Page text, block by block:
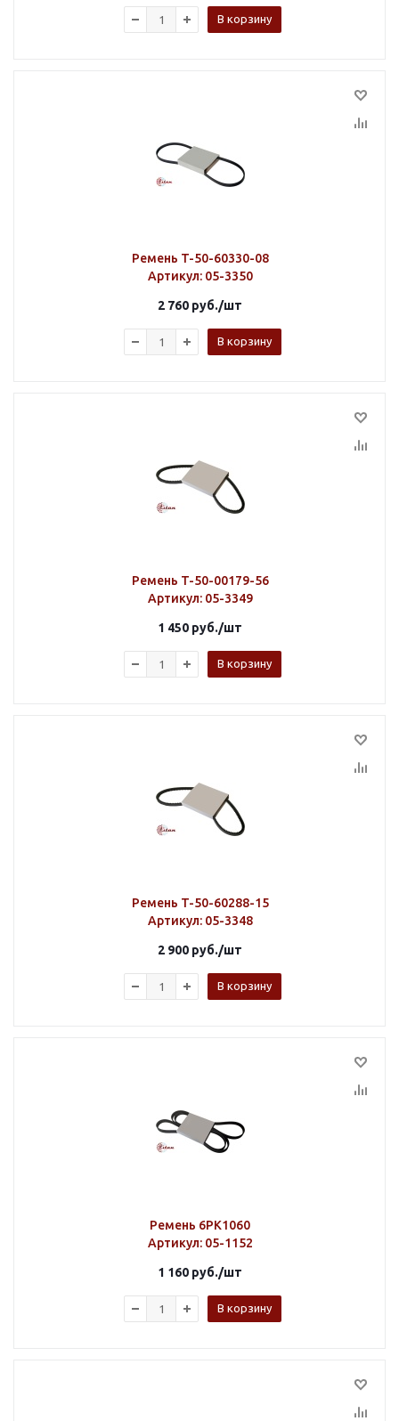
В корзину
Ремень T-50-60330-08
Артикул: 05-3350
2 760 руб./шт
В корзину
Ремень T-50-00179-56
Артикул: 05-3349
1 450 руб./шт
В корзину
Ремень T-50-60288-15
Артикул: 05-3348
2 900 руб./шт
В корзину
Ремень 6PK1060
Артикул: 05-1152
1 160 руб./шт
В корзину